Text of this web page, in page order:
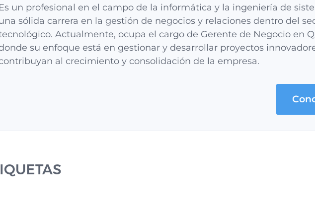
Es un profesional en el campo de la informática y la ingeniería de
sólida carrera en la gestión de negocios y relaciones dentro del
Actualmente, ocupa el cargo de Gerente de Negocio en
su enfoque está en gestionar y desarrollar proyectos
al crecimiento y consolidación de la empresa.